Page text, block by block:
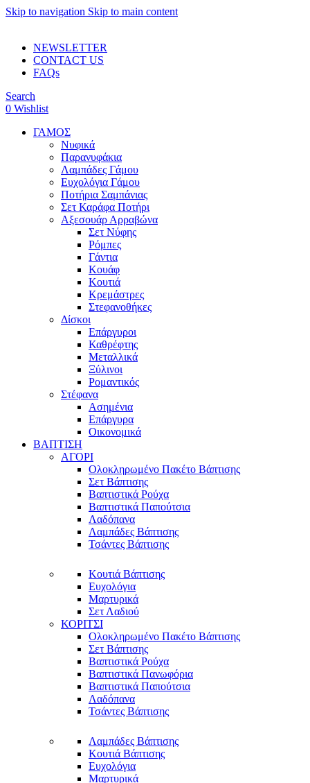
Skip to navigation Skip to main content
NEWSLETTER
CONTACT US
FAQs
Search
0 Wishlist
ΓΑΜΟΣ
Νυφικά
Παρανυφάκια
Λαμπάδες Γάμου
Ευχολόγια Γάμου
Ποτήρια Σαμπάνιας
Σετ Καράφα Ποτήρι
Αξεσουάρ Αρραβώνα
Σετ Νύφης
Ρόμπες
Γάντια
Κουάφ
Κουτιά
Κρεμάστρες
Στεφανοθήκες
Δίσκοι
Επάργυροι
Καθρέφτης
Μεταλλικά
Ξύλινοι
Ρομαντικός
Στέφανα
Ασημένια
Επάργυρα
Οικονομικά
ΒΑΠΤΙΣΗ
ΑΓΟΡΙ
Ολοκληρωμένο Πακέτο Βάπτισης
Σετ Βάπτισης
Βαπτιστικά Ρούχα
Βαπτιστικά Παπούτσια
Λαδόπανα
Λαμπάδες Βάπτισης
Τσάντες Βάπτισης
Κουτιά Βάπτισης
Ευχολόγια
Μαρτυρικά
Σετ Λαδιού
ΚΟΡΙΤΣΙ
Ολοκληρωμένο Πακέτο Βάπτισης
Σετ Βάπτισης
Βαπτιστικά Ρούχα
Βαπτιστικά Πανωφόρια
Βαπτιστικά Παπούτσια
Λαδόπανα
Τσάντες Βάπτισης
Λαμπάδες Βάπτισης
Κουτιά Βάπτισης
Ευχολόγια
Μαρτυρικά